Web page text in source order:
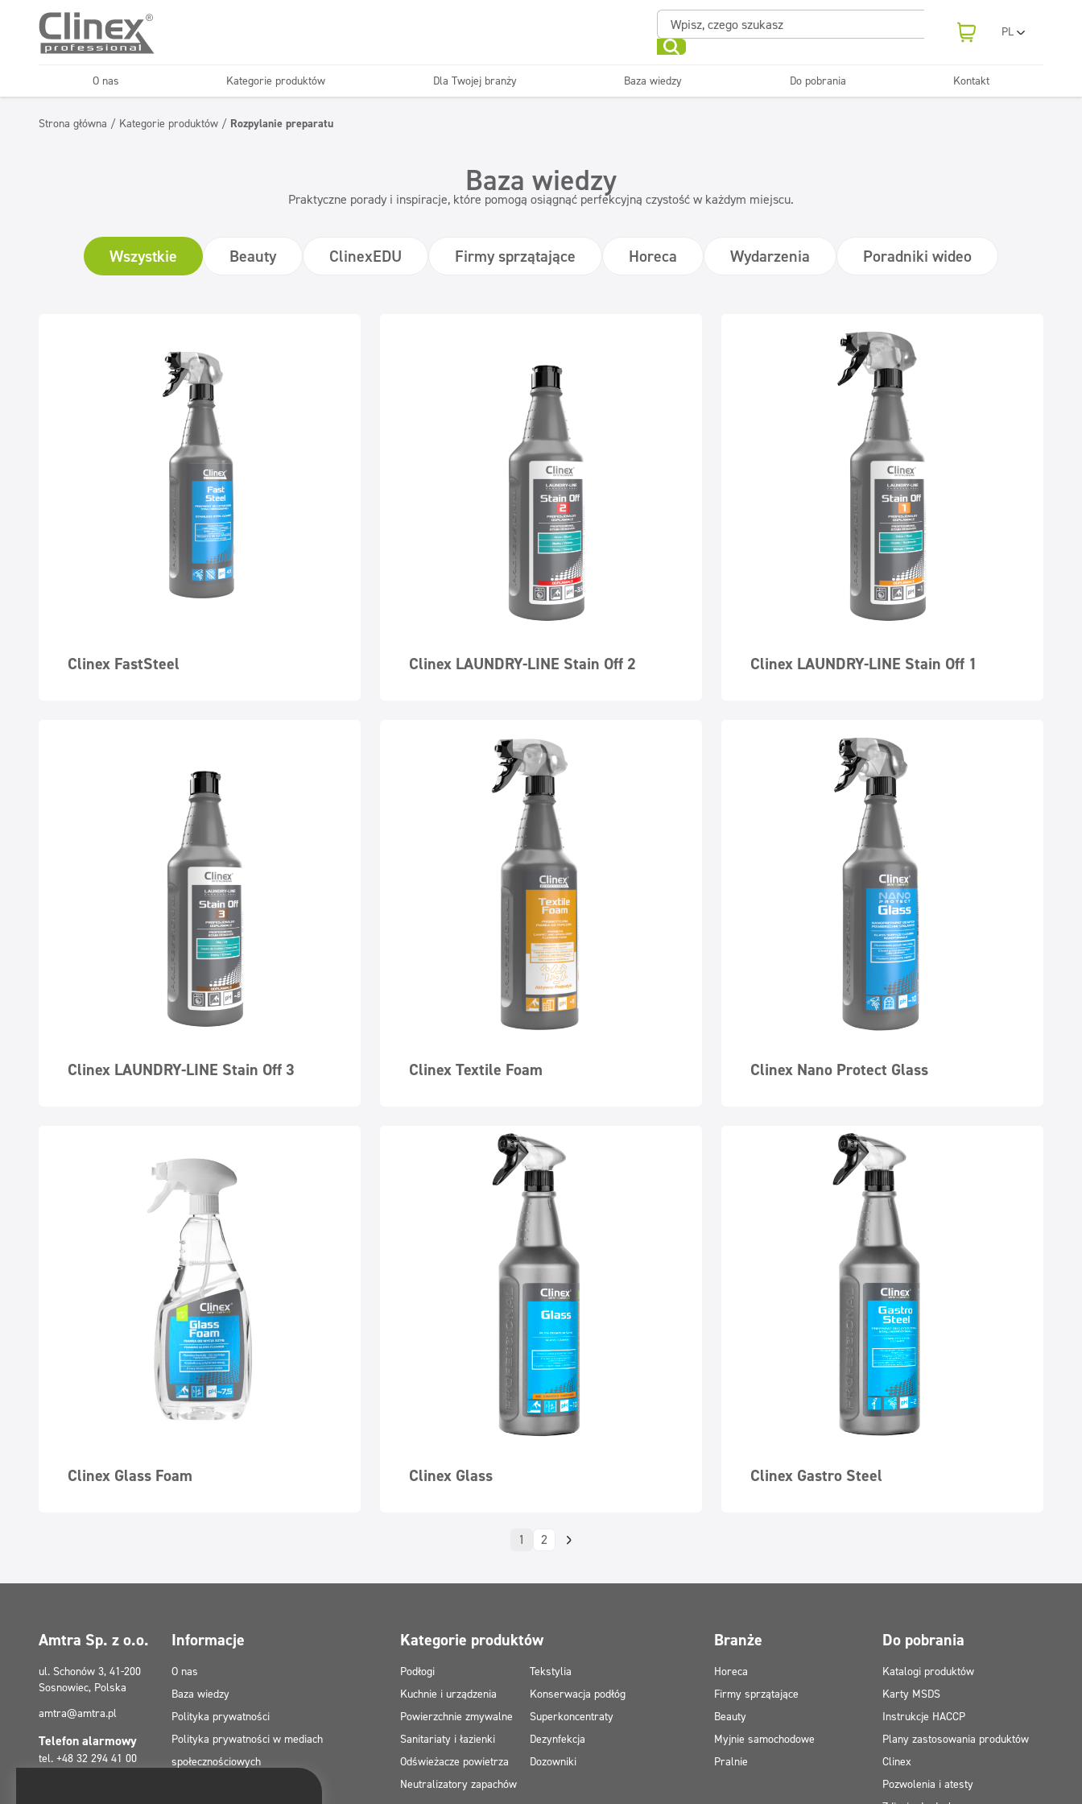
PL
RO
O nas Kategorie produktów Dla Twojej branży
Horeca Firmy sprzątające
Baza wiedzy Do pobrania Kontakt
Strona główna / Kategorie produktów / Rozpylanie preparatu
Baza wiedzy
Praktyczne porady i inspiracje, które pomogą osiągnąć perfekcyjną czystość w każdym miejscu.
Wszystkie Beauty ClinexEDU Firmy sprzątające Horeca Wydarzenia Poradniki wideo
Clinex FastSteel Clinex LAUNDRY-LINE Stain Off 2 Clinex LAUNDRY-LINE Stain Off 1
Clinex LAUNDRY-LINE Stain Off 3 Clinex Textile Foam Clinex Nano Protect Glass
Clinex Glass Foam Clinex Glass Clinex Gastro Steel
1 2
Amtra Sp. z o.o.
ul. Schonów 3, 41-200
Sosnowiec, Polska
amtra@amtra.pl
Telefon alarmowy
tel. +48 32 294 41 00
Informacje
O nas
Baza wiedzy
Polityka prywatności
Polityka prywatności w mediach
społecznościowych
Kategorie produktów
Podłogi
Kuchnie i urządzenia
Powierzchnie zmywalne
Sanitariaty i łazienki
Odświeżacze powietrza
Neutralizatory zapachów
Tekstylia
Konserwacja podłóg
Superkoncentraty
Dezynfekcja
Dozowniki
Branże
Horeca
Firmy sprzątające
Beauty
Myjnie samochodowe
Pralnie
Do pobrania
Katalogi produktów
Karty MSDS
Instrukcje HACCP
Plany zastosowania produktów
Clinex
Pozwolenia i atesty